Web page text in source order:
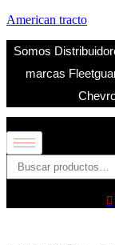
American tracto
Somos
marcas
Buscar